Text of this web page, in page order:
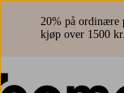
20% på ordinære
kjøp over 1500 kr.